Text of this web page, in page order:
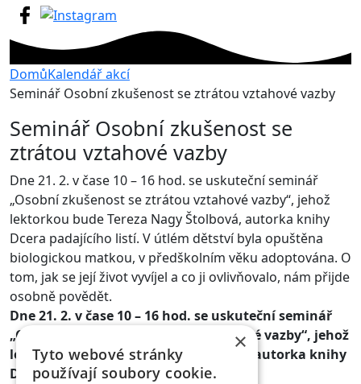
DomůKalendář akcí
Seminář Osobní zkušenost se ztrátou vztahové vazby
Seminář Osobní zkušenost se
ztrátou vztahové vazby
Dne 21. 2. v čase 10 – 16 hod. se uskuteční seminář
„Osobní zkušenost se ztrátou vztahové vazby“, jehož
lektorkou bude Tereza Nagy Štolbová, autorka knihy
Dcera padajícího listí. V útlém dětství byla opuštěna
biologickou matkou, v předškolním věku adoptována. O
tom, jak se její život vyvíjel a co ji ovlivňovalo, nám přijde
osobně povědět.
Dne 21. 2. v čase 10 – 16 hod. se uskuteční seminář
„Osobní zkušenost se ztrátou vztahové vazby“, jehož
lektorkou budeTereza Nagy Štolbová, autorka knihy
Dcera padajícího listí.
×
Tyto webové stránky
používají soubory cookie.